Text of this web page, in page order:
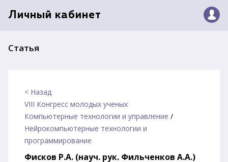
Личный кабинет
Статья
< Назад
VIII Конгресс молодых ученых
Компьютерные технологии и управление /
Нейрокомпьютерные технологии и
программирование
Фисков Р.А. (науч. рук. Фильченков А.А.)